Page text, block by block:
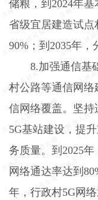
储粮，到 2024年基
省级宜居建造试点
90% ；到 2035年，
8.加强通信基
村公路等通信网络
信网络覆盖。坚持
5G基站建设，提
务质量。到 2025年
网络通达率达到
年，行政村5G网